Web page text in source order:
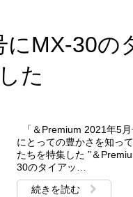
にMX-30の
た
「＆Premium 2021年5
にとっての豊かさを知っ
たちを特集した ”＆
30のタイアッ…
続きを読む